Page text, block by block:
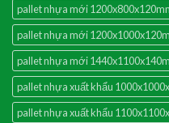
pallet nhựa mới
pallet nhựa mới
pallet nhựa mới
pallet nhựa xuất khẩu
pallet nhựa xuất khẩu